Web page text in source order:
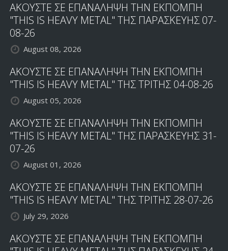
ΑΚΟΥΣΤΕ ΣΕ ΕΠΑΝΑΛΗΨΗ ΤΗΝ ΕΚΠΟΜΠΗ
"THIS IS HEAVY METAL" ΤΗΣ ΠΑΡΑΣΚΕΥΗΣ 07-
08-26
August 08, 2026
ΑΚΟΥΣΤΕ ΣΕ ΕΠΑΝΑΛΗΨΗ ΤΗΝ ΕΚΠΟΜΠΗ
"THIS IS HEAVY METAL" ΤΗΣ ΤΡΙΤΗΣ 04-08-26
August 05, 2026
ΑΚΟΥΣΤΕ ΣΕ ΕΠΑΝΑΛΗΨΗ ΤΗΝ ΕΚΠΟΜΠΗ
"THIS IS HEAVY METAL" ΤΗΣ ΠΑΡΑΣΚΕΥΗΣ 31-
07-26
August 01, 2026
ΑΚΟΥΣΤΕ ΣΕ ΕΠΑΝΑΛΗΨΗ ΤΗΝ ΕΚΠΟΜΠΗ
"THIS IS HEAVY METAL" ΤΗΣ ΤΡΙΤΗΣ 28-07-26
July 29, 2026
ΑΚΟΥΣΤΕ ΣΕ ΕΠΑΝΑΛΗΨΗ ΤΗΝ ΕΚΠΟΜΠΗ